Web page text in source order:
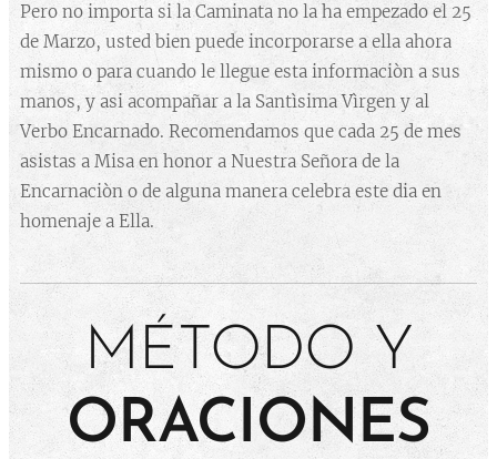
Pero no importa si la Caminata no la ha empezado el 25
de Marzo, usted bien puede incorporarse a ella ahora
mismo o para cuando le llegue esta informaciòn a sus
manos, y asi acompañar a la Santìsima Vìrgen y al
Verbo Encarnado. Recomendamos que cada 25 de mes
asistas a Misa en honor a Nuestra Señora de la
Encarnaciòn o de alguna manera celebra este dia en
homenaje a Ella.
MÉTODO Y
ORACIONES